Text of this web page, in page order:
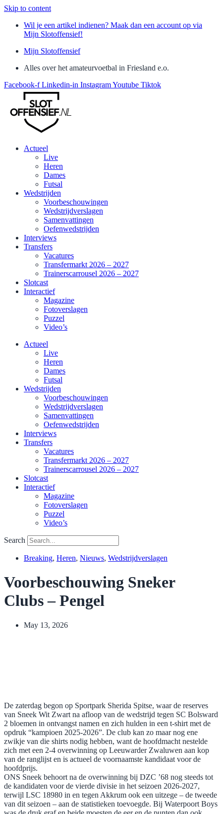
Skip to content
Wil je een artikel indienen? Maak dan een account op via
Mijn Slotoffensief!
Mijn Slotoffensief
Alles over het amateurvoetbal in Friesland e.o.
Facebook-f Linkedin-in InstagramYoutube Tiktok
Actueel
Live
Heren
Dames
Futsal
Wedstrijden
Voorbeschouwingen
Wedstrijdverslagen
Samenvattingen
Oefenwedstrijden
Interviews
Transfers
Vacatures
Transfermarkt 2026 – 2027
Trainerscarrousel 2026 – 2027
Slotcast
Interactief
Magazine
Fotoverslagen
Puzzel
Video’s
Actueel
Live
Heren
Dames
Futsal
Wedstrijden
Voorbeschouwingen
Wedstrijdverslagen
Samenvattingen
Oefenwedstrijden
Interviews
Transfers
Vacatures
Transfermarkt 2026 – 2027
Trainerscarrousel 2026 – 2027
Slotcast
Interactief
Magazine
Fotoverslagen
Puzzel
Video’s
Search
Breaking, Heren, Nieuws, Wedstrijdverslagen
Voorbeschouwing Sneker
Clubs – Pengel
May 13, 2026
De zaterdag begon op Sportpark Sherida Spitse, waar de reserves
van Sneek Wit Zwart na afloop van de wedstrijd tegen SC Bolsward
2 bloemen in ontvangst namen en zich hulden in een t-shirt met de
opdruk “kampioen 2025-2026”. De club kan zo maar nog ene
zwikje van die shirts nodig hebben, want de hoofdmacht nestelde
zich met een 2-4 overwinning op Leeuwarder Zwaluwen aan kop
van de ranglijst en is actueel de voornaamste kandidaat voor de
hoofdprijs.
ONS Sneek behoort na de overwinning bij DZC ’68 nog steeds tot
de kandidaten voor de vierde divisie in het seizoen 2026-2027,
terwijl LSC 18980 in en tegen Akkrum ook een uitzege – de tweede
van dit seizoen – aan de statistieken toevoegde. Bij Waterpoort Boys